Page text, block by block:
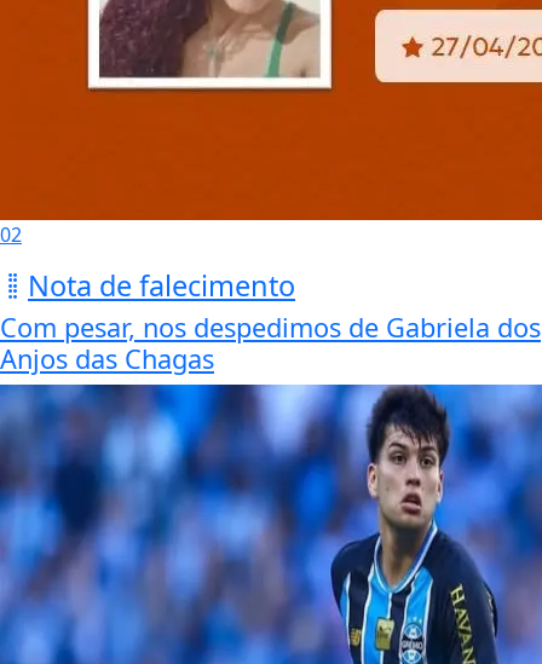
02
Nota de falecimento
Com pesar, nos despedimos de Gabriela dos
Anjos das Chagas